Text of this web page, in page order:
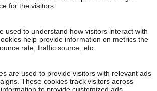
for the visitors.
used to understand how visitors interact with
help provide information on metrics the
rate, traffic source, etc.
are used to provide visitors with relevant ads
These cookies track visitors across